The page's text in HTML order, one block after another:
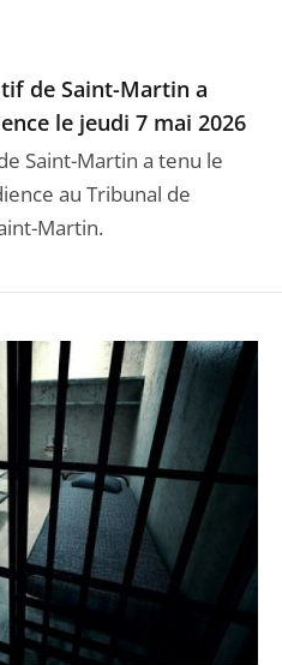
de Saint-Martin a
le jeudi 7 mai 2026
Saint-Martin a tenu le
au Tribunal de
Martin.